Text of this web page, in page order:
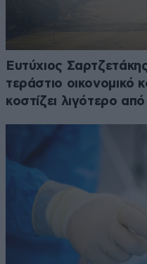
Ευτύχιος
τεράστιο
κοστίζει λιγότερο